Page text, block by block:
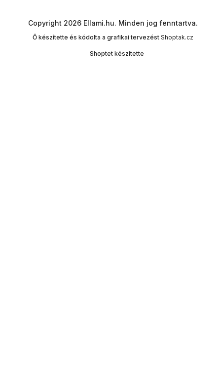
Shoptet készítette
Copyright 2026 Ellami.hu. Minden jog fenntartva.
Ő készítette és kódolta a grafikai tervezést Shoptak.cz